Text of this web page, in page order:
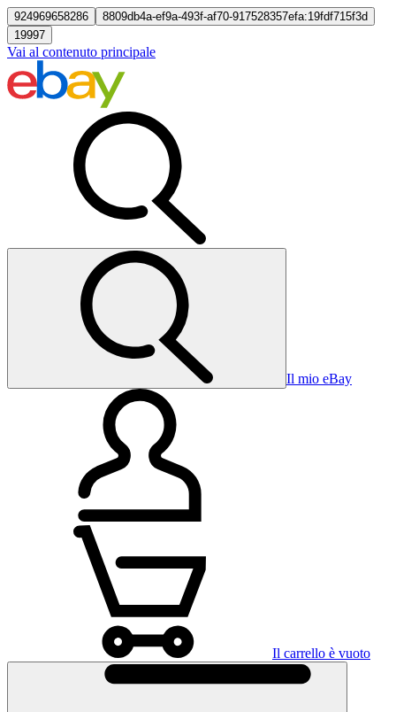
924969658286
8809db4a-ef9a-493f-af70-917528357efa:19fdf715f3d
19997
Vai al contenuto principale
Il mio eBay
Il carrello è vuoto